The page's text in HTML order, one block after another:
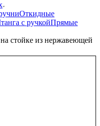
Откидные
с ручкойПрямые
стойке из нержавеющей